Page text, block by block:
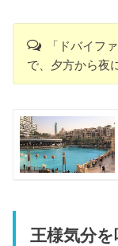
「ドバイフ
で、夕方から夜
王様気分